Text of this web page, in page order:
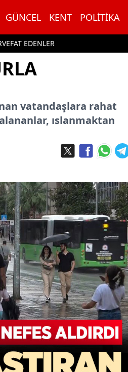
GÜNCEL KENT POLITIKA
VEFAT EDENLER
vatandaşlara rahat
ıslanmaktan